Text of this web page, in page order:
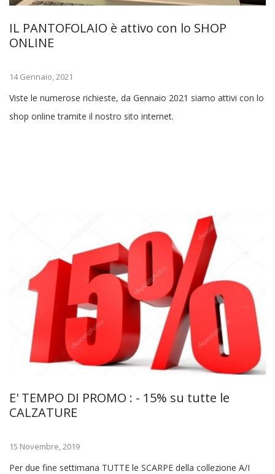
IL PANTOFOLAIO è attivo con lo SHOP
ONLINE
14 Gennaio, 2021
Viste le numerose richieste, da Gennaio 2021 siamo attivi con lo
shop online tramite il nostro sito internet.
E' TEMPO DI PROMO : - 15% su tutte le
CALZATURE
15 Novembre, 2019
Per due fine settimana TUTTE le SCARPE della collezione A/I